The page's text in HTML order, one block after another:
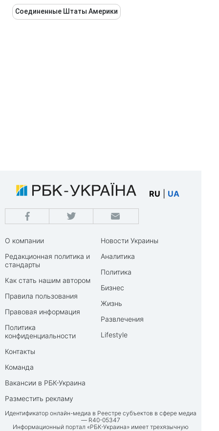
Соединенные Штаты Америки
RU UA
О компании
Редакционная политика и
стандарты
Как стать нашим автором
Правила пользования
Правовая информация
Политика
конфиденциальности
Контакты
Команда
Вакансии в РБК-Украина
Разместить рекламу
Новости Украины
Аналитика
Политика
Бизнес
Жизнь
Развлечения
Lifestyle
Идентификатор онлайн-медиа в Реестре субъектов в сфере медиа
— R40-05347
Информационный портал «РБК-Украина» имеет трехязычную